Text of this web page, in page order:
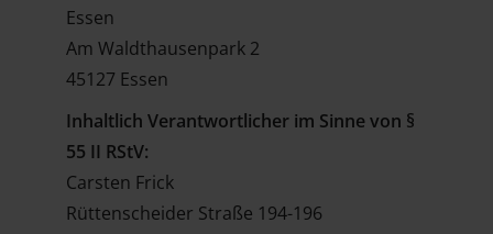
Essen
Am Waldthausenpark 2
45127 Essen
Inhaltlich Verantwortlicher im Sinne von §
55 II RStV:
Carsten Frick
Rüttenscheider Straße 194-196